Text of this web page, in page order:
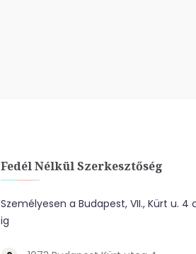
Fedél Nélkül Szerkesztőség
Személyesen a Budapest, VII., Kürt u.
ig